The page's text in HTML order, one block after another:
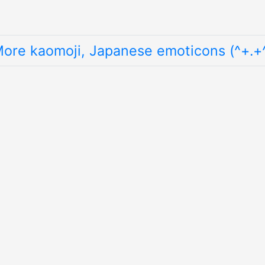
kaomoji, Japanese emoticons